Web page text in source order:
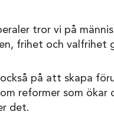
tror vi på
frihet och valfrihet
på att skapa
reformer som
det.